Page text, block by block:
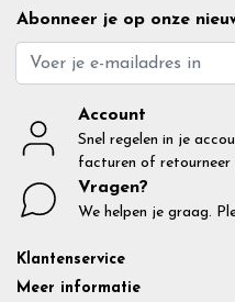
Abonneer je op onze
Account
Snel regelen in je
facturen of retourneer
Vragen?
We helpen je graag.
Klantenservice
Meer informatie